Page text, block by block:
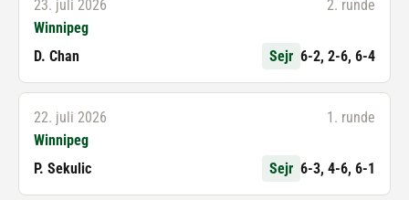
23. juli 2026
2. runde
Winnipeg
D. Chan
Sejr 6-2, 2-6, 6-4
22. juli 2026
1. runde
Winnipeg
P. Sekulic
Sejr 6-3, 4-6, 6-1